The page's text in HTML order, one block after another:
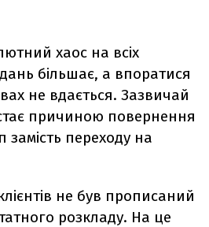
хаос на всіх
більшає, а впоратися
не вдається. Зазвичай
причиною повернення
замість переходу на
не був прописаний
розкладу. На це